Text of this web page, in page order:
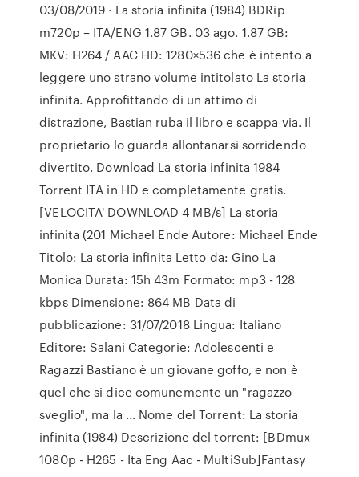
03/08/2019 · La storia infinita (1984) BDRip
m720p – ITA/ENG 1.87 GB. 03 ago. 1.87 GB:
MKV: H264 / AAC HD: 1280×536 che è intento a
leggere uno strano volume intitolato La storia
infinita. Approfittando di un attimo di
distrazione, Bastian ruba il libro e scappa via. Il
proprietario lo guarda allontanarsi sorridendo
divertito. Download La storia infinita 1984
Torrent ITA in HD e completamente gratis.
[VELOCITA' DOWNLOAD 4 MB/s] La storia
infinita (201 Michael Ende Autore: Michael Ende
Titolo: La storia infinita Letto da: Gino La
Monica Durata: 15h 43m Formato: mp3 - 128
kbps Dimensione: 864 MB Data di
pubblicazione: 31/07/2018 Lingua: Italiano
Editore: Salani Categorie: Adolescenti e
Ragazzi Bastiano è un giovane goffo, e non è
quel che si dice comunemente un "ragazzo
sveglio", ma la … Nome del Torrent: La storia
infinita (1984) Descrizione del torrent: [BDmux
1080p - H265 - Ita Eng Aac - MultiSub]Fantasy